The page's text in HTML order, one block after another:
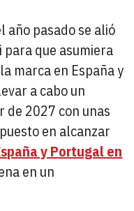
año pasado se alió
para que asumiera
marca en España y
a cabo un
de 2027 con unas
en alcanzar
y Portugal en
en un